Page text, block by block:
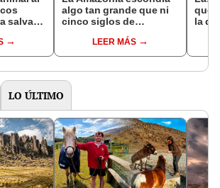
salvar
un
más
algo tan grande que ni
cinco siglos de
encontrarlo: el hallazgo
podría cambiar todo lo
pasado
LEER MÁS
que
la de
LO ÚLTIMO